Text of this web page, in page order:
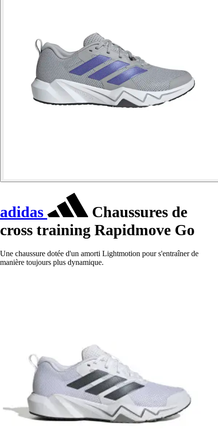
adidas
Chaussures de
cross training Rapidmove Go
Une chaussure dotée d'un amorti Lightmotion pour s'entraîner de
manière toujours plus dynamique.